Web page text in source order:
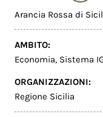
Arancia Rossa di
AMBITO:
Economia, Sistema
ORGANIZZAZIONI:
Regione Sicilia